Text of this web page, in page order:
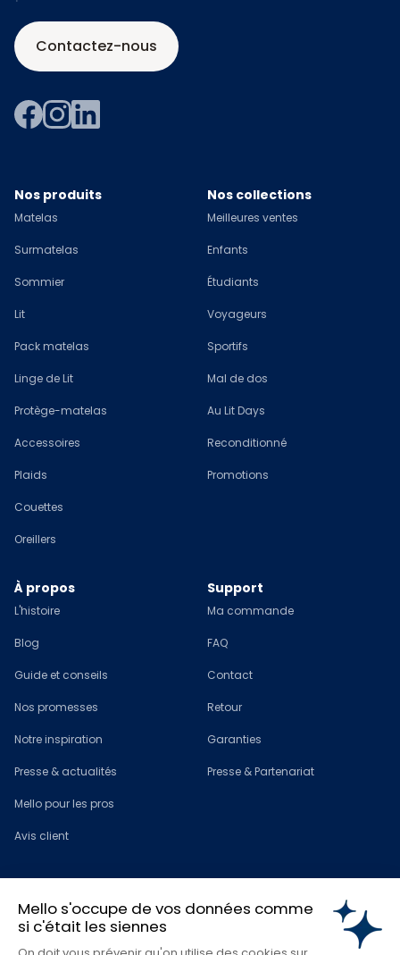
Mello s'occupe de vos données comme
si c'était les siennes
Contactez-nous
Nos produits
Matelas
Surmatelas
Sommier
Lit
Pack matelas
Linge de Lit
Protège-matelas
Accessoires
Plaids
Couettes
Oreillers
Nos collections
Meilleures ventes
Enfants
Étudiants
Voyageurs
Sportifs
Mal de dos
Au Lit Days
Reconditionné
Promotions
À propos
L'histoire
Blog
Guide et conseils
Nos promesses
Notre inspiration
Presse & actualités
Mello pour les pros
Avis client
Support
Ma commande
FAQ
Contact
Retour
Garanties
Presse & Partenariat
Matelas 80x200 Surmatelas 80x200